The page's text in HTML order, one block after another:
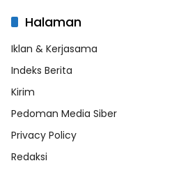
Halaman
Iklan & Kerjasama
Indeks Berita
Kirim
Pedoman Media Siber
Privacy Policy
Redaksi